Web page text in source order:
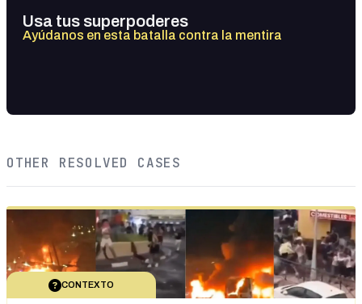
Usa tus superpoderes
Ayúdanos en esta batalla contra la mentira
OTHER RESOLVED CASES
CONTEXTO